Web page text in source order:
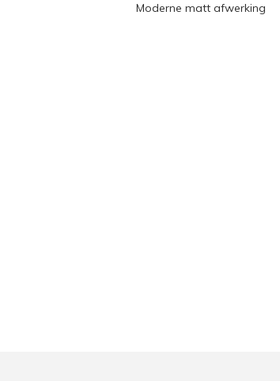
Moderne matt afwerking